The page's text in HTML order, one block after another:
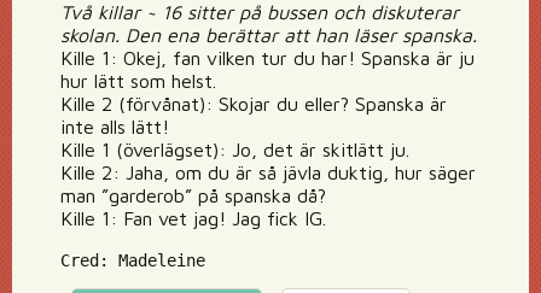
Två killar ~ 16 sitter på bussen och diskuterar
skolan. Den ena berättar att han läser spanska.
Kille 1: Okej, fan vilken tur du har! Spanska är ju
hur lätt som helst.
Kille 2 (förvånat): Skojar du eller? Spanska är
inte alls lätt!
Kille 1 (överlägset): Jo, det är skitlätt ju.
Kille 2: Jaha, om du är så jävla duktig, hur säger
man ”garderob” på spanska då?
Kille 1: Fan vet jag! Jag fick IG.
Cred: Madeleine